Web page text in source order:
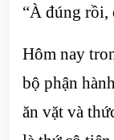
“À đúng rồi,
Hôm nay
bộ phận
ăn vặt và